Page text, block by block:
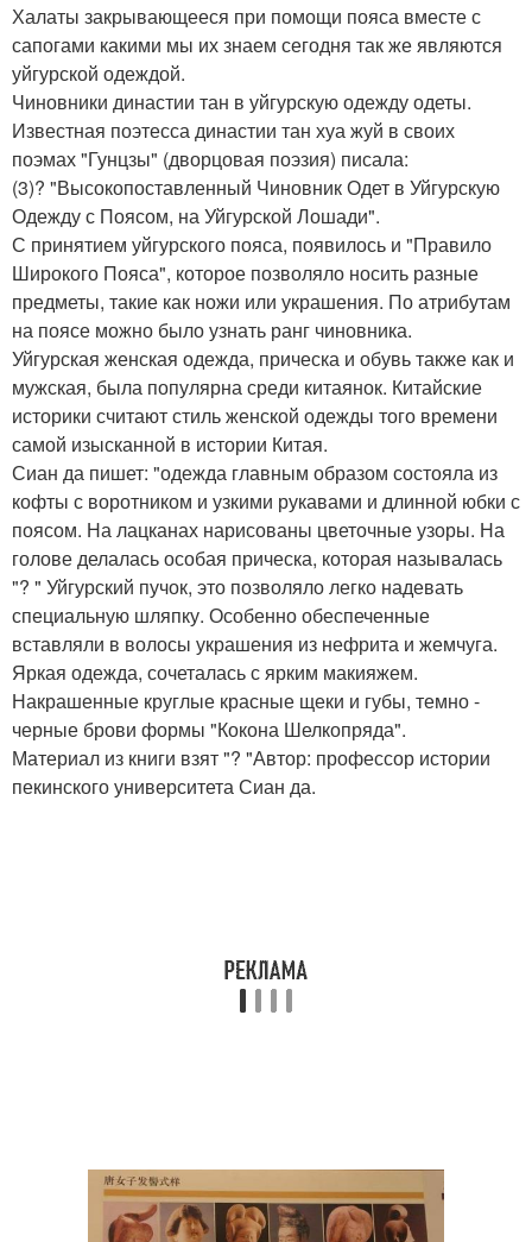
Халаты закрывающееся при помощи пояса вместе с
сапогами какими мы их знаем сегодня так же являются
уйгурской одеждой.
Чиновники династии тан в уйгурскую одежду одеты.
Известная поэтесса династии тан хуа жуй в своих
поэмах "Гунцзы" (дворцовая поэзия) писала:
(3)? "Высокопоставленный Чиновник Одет в Уйгурскую
Одежду с Поясом, на Уйгурской Лошади".
С принятием уйгурского пояса, появилось и "Правило
Широкого Пояса", которое позволяло носить разные
предметы, такие как ножи или украшения. По атрибутам
на поясе можно было узнать ранг чиновника.
Уйгурская женская одежда, прическа и обувь также как и
мужская, была популярна среди китаянок. Китайские
историки считают стиль женской одежды того времени
самой изысканной в истории Китая.
Сиан да пишет: "одежда главным образом состояла из
кофты с воротником и узкими рукавами и длинной юбки с
поясом. На лацканах нарисованы цветочные узоры. На
голове делалась особая прическа, которая называлась
"? " Уйгурский пучок, это позволяло легко надевать
специальную шляпку. Особенно обеспеченные
вставляли в волосы украшения из нефрита и жемчуга.
Яркая одежда, сочеталась с ярким макияжем.
Накрашенные круглые красные щеки и губы, темно -
черные брови формы "Кокона Шелкопряда".
Материал из книги взят "? "Автор: профессор истории
пекинского университета Сиан да.